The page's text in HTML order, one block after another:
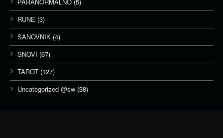
RUNE (3)
SANOVNIK (4)
SNOVI (67)
TAROT (127)
Uncategorized @sw (38)